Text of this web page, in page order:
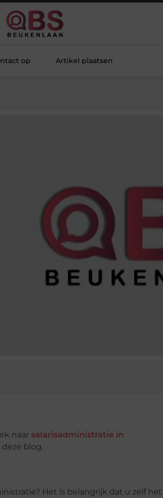
op Artikel plaatsen
naar salarisadministratie in
blog.
Het is belangrijk dat u zelf het